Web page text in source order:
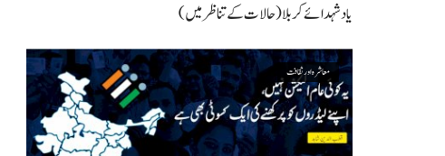
یاد شہدائے کربلا (حالات کے تناظر میں)
معاشرہ اور ثقافت